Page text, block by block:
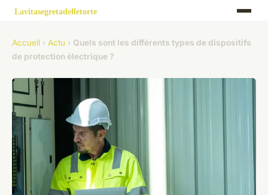
Accueil › Actu › Quels sont les différents types de dispositifs
de protection électrique ?